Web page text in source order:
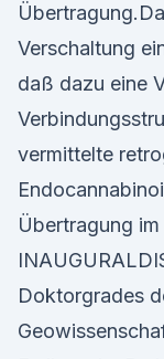
Verschaltung
daß dazu eine
vermittelte
Übertragung
Doktorgrades